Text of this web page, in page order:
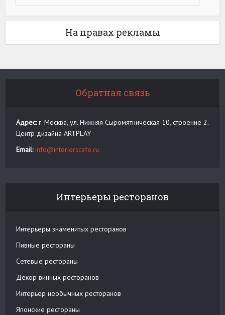
На правах рекламы
Обратная связь
Адрес:г. Москва, ул. Нижняя Сыромятническая 10, строение 2.
Центр дизайна ARTPLAY
Email: info@interiorscafe.ru
Интерьеры ресторанов
Интерьеры знаменитых ресторанов
Пивные рестораны
Сетевые рестораны
Декор винных ресторанов
Интерьер необычных ресторанов
Японские рестораны